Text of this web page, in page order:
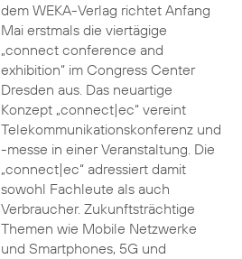
dem WEKA-Verlag richtet Anfang
Mai erstmals die viertägige
„connect conference and
exhibition“ im Congress Center
Dresden aus. Das neuartige
Konzept „connect|ec“ vereint
Telekommunikationskonferenz und
-messe in einer Veranstaltung. Die
„connect|ec“ adressiert damit
sowohl Fachleute als auch
Verbraucher. Zukunftsträchtige
Themen wie Mobile Netzwerke
und Smartphones, 5G und